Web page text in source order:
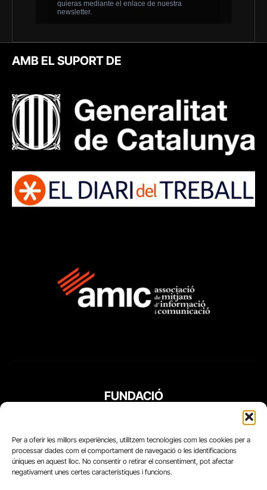
Per a oferir les millors experiències, utilitzem tecnologies com les cookies per a
processar dades com el comportament de navegació o les identificacions
úniques en aquest lloc. No consentir o retirar el consentiment, pot afectar
negativament unes certes característiques i funcions.
AMB EL SUPORT DE
FUNDACIÓ